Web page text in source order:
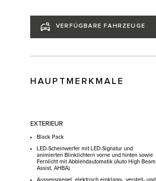
VERFÜGBARE FAHRZEUGE
HAUPTMERKMALE
EXTERIEUR
Black Pack
LED-Scheinwerfer mit LED-Signatur und
animierten Blinklichtern vorne und hinten sowie
Fernlicht mit Abblendautomatik (Auto High Beam
Assist, AHBA)
Aussenspiegel, elektrisch einklapp-, verstell- und